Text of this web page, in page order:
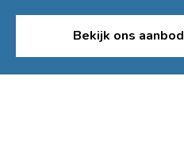
Bekijk ons aanbod